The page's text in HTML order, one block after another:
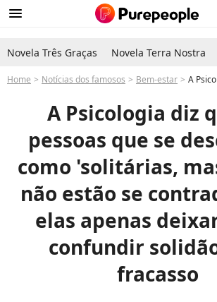
menu
Novela Três Graças Novela Terra Nostra
Home Notícias dos famosos Bem-estar A Psicologia diz que as pessoas que
A Psicologia diz
pessoas que se
como 'solitárias,
não estão se
elas apenas
confundir
fracasso